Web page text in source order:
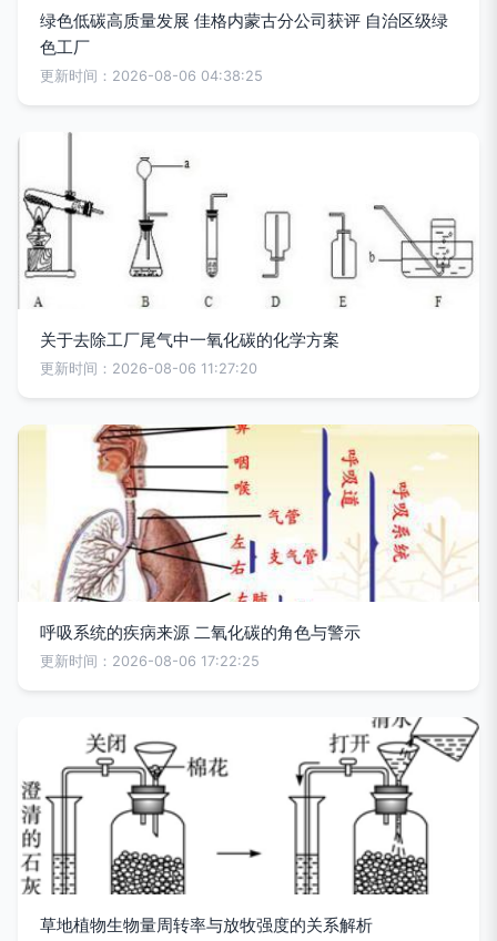
绿色低碳高质量发展 佳格内蒙古分公司获评 自治区级绿
色工厂
更新时间：2026-08-06 04:38:25
关于去除工厂尾气中一氧化碳的化学方案
更新时间：2026-08-06 11:27:20
呼吸系统的疾病来源 二氧化碳的角色与警示
更新时间：2026-08-06 17:22:25
草地植物生物量周转率与放牧强度的关系解析